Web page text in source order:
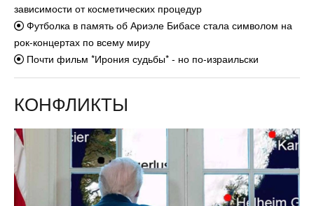
зависимости от косметических процедур
Футболка в память об Ариэле Бибасе стала символом на
рок-концертах по всему миру
Почти фильм *Ирония судьбы* - но по-израильски
КОНФЛИКТЫ